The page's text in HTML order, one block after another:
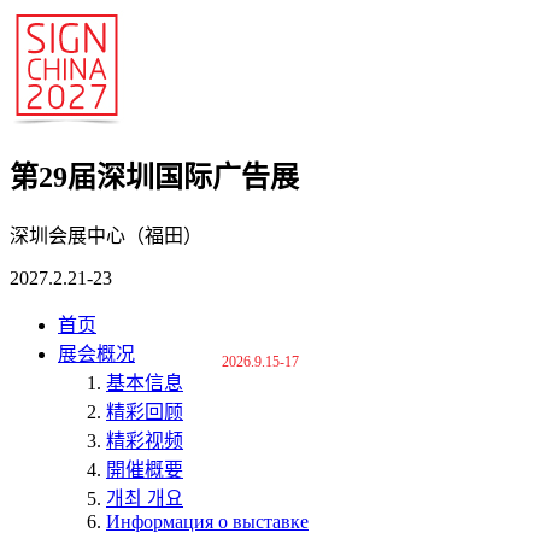
第29届深圳国际广告展
深圳会展中心（福田）
2027.2.21-23
首页
展会概况
基本信息
精彩回顾
精彩视频
開催概要
개최 개요
Информация о выставке
2026.9.15-17